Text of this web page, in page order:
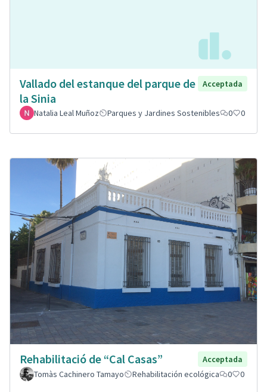
Vallado del estanque del parque de
la Sinia
Acceptada
Natalia Leal Muñoz Parques y Jardines Sostenibles 0 0
Rehabilitació de “Cal Casas”
Acceptada
Tomàs Cachinero Tamayo
Rehabilitación ecológica 0 0